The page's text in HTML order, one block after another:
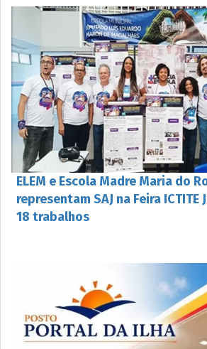
ELEM e Escola Madre Maria do
representam SAJ na Feira
18 trabalhos